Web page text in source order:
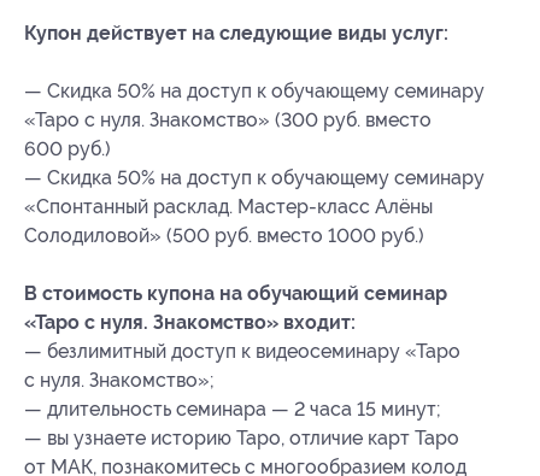
Купон действует на следующие виды услуг:
— Скидка 50% на доступ к обучающему семинару
«Таро с нуля. Знакомство» (300 руб. вместо
600 руб.)
— Скидка 50% на доступ к обучающему семинару
«Спонтанный расклад. Мастер-класс Алёны
Солодиловой» (500 руб. вместо 1000 руб.)
В стоимость купона на обучающий семинар
«Таро с нуля. Знакомство» входит:
— безлимитный доступ к видеосеминару «Таро
с нуля. Знакомство»;
— длительность семинара — 2 часа 15 минут;
— вы узнаете историю Таро, отличие карт Таро
от МАК, познакомитесь с многообразием колод